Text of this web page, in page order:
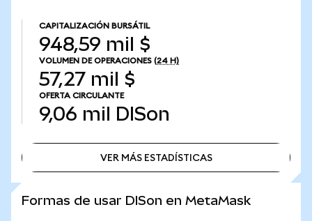
CAPITALIZACIÓN BURSÁTIL
948,59 mil $
VOLUMEN DE OPERACIONES (24 H)
57,27 mil $
OFERTA CIRCULANTE
9,06 mil DISon
VER MÁS ESTADÍSTICAS
Formas de usar DISon en MetaMask